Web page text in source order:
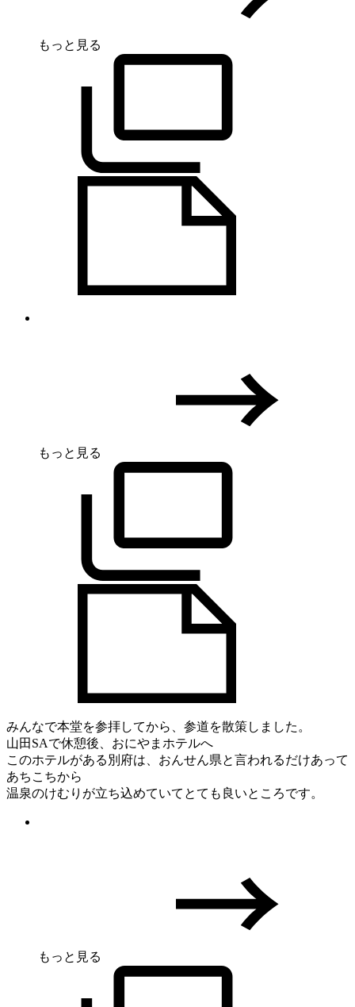
もっと見る
もっと見る
みんなで本堂を参拝してから、参道を散策しました。
山田SAで休憩後、おにやまホテルへ
このホテルがある別府は、おんせん県と言われるだけあって
あちこちから
温泉のけむりが立ち込めていてとても良いところです。
もっと見る